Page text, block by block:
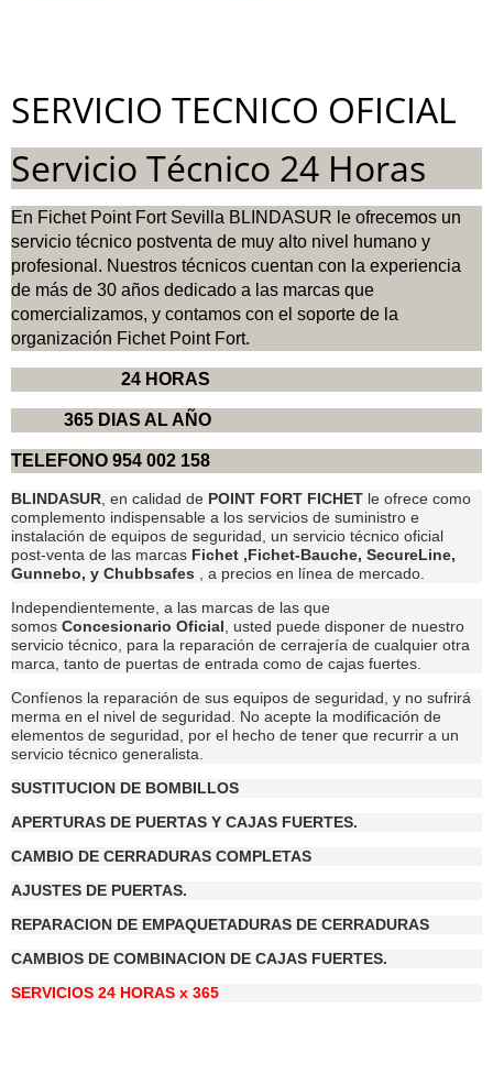
SERVICIO TECNICO OFICIAL
Servicio Técnico 24 Horas
En Fichet Point Fort Sevilla BLINDASUR le ofrecemos un
servicio técnico postventa de muy alto nivel humano y
profesional. Nuestros técnicos cuentan con la experiencia
de más de 30 años dedicado a las marcas que
comercializamos, y contamos con el soporte de la
organización Fichet Point Fort.
24 HORAS
365 DIAS AL AÑO
TELEFONO 954 002 158
BLINDASUR , en calidad de POINT FORT FICHET le ofrece como
complemento indispensable a los servicios de suministro e
instalación de equipos de seguridad, un servicio técnico oficial
post-venta de las marcas Fichet ,Fichet-Bauche, SecureLine,
Gunnebo, y Chubbsafes , a precios en línea de mercado.
Independientemente, a las marcas de las que
somos Concesionario Oficial , usted puede disponer de nuestro
servicio técnico, para la reparación de cerrajería de cualquier otra
marca, tanto de puertas de entrada como de cajas fuertes.
Confíenos la reparación de sus equipos de seguridad, y no sufrirá
merma en el nivel de seguridad. No acepte la modificación de
elementos de seguridad, por el hecho de tener que recurrir a un
servicio técnico generalista.
SUSTITUCION DE BOMBILLOS
APERTURAS DE PUERTAS Y CAJAS FUERTES.
CAMBIO DE CERRADURAS COMPLETAS
AJUSTES DE PUERTAS.
REPARACION DE EMPAQUETADURAS DE CERRADURAS
CAMBIOS DE COMBINACION DE CAJAS FUERTES.
SERVICIOS 24 HORAS x 365